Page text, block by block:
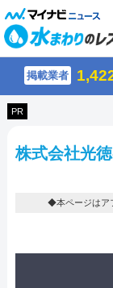
掲載業者
PR
株式会社光
◆本ページはア